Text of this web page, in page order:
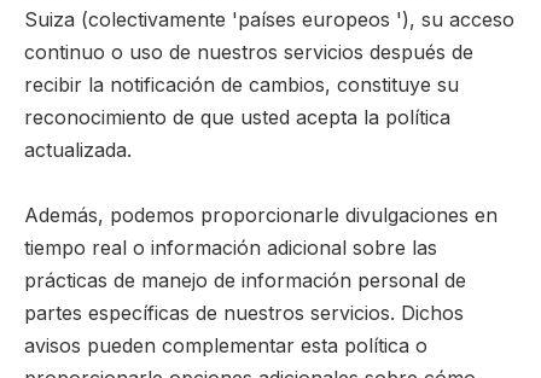
Suiza (colectivamente 'países europeos '), su acceso
continuo o uso de nuestros servicios después de
recibir la notificación de cambios, constituye su
reconocimiento de que usted acepta la política
actualizada.
Además, podemos proporcionarle divulgaciones en
tiempo real o información adicional sobre las
prácticas de manejo de información personal de
partes específicas de nuestros servicios. Dichos
avisos pueden complementar esta política o